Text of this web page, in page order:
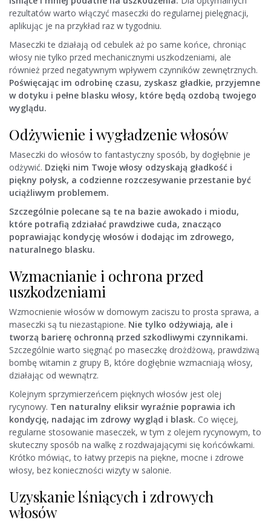
rezultatów warto włączyć maseczki do regularnej pielęgnacji,
aplikując je na przykład raz w tygodniu.
Maseczki te działają od cebulek aż po same końce, chroniąc
włosy nie tylko przed mechanicznymi uszkodzeniami, ale
również przed negatywnym wpływem czynników zewnętrznych.
Poświęcając im odrobinę czasu, zyskasz gładkie, przyjemne
w dotyku i pełne blasku włosy, które będą ozdobą twojego
wyglądu.
Odżywienie i wygładzenie włosów
Maseczki do włosów to fantastyczny sposób, by dogłębnie je
odżywić. Dzięki nim Twoje włosy odzyskają gładkość i
piękny połysk, a codzienne rozczesywanie przestanie być
uciążliwym problemem.
Szczególnie polecane są te na bazie awokado i miodu,
które potrafią zdziałać prawdziwe cuda, znacząco
poprawiając kondycję włosów i dodając im zdrowego,
naturalnego blasku.
Wzmacnianie i ochrona przed
uszkodzeniami
Wzmocnienie włosów w domowym zaciszu to prosta sprawa, a
maseczki są tu niezastąpione. Nie tylko odżywiają, ale i
tworzą barierę ochronną przed szkodliwymi czynnikami.
Szczególnie warto sięgnąć po maseczkę drożdżową, prawdziwą
bombę witamin z grupy B, które dogłębnie wzmacniają włosy,
działając od wewnątrz.
Kolejnym sprzymierzeńcem pięknych włosów jest olej
rycynowy. Ten naturalny eliksir wyraźnie poprawia ich
kondycję, nadając im zdrowy wygląd i blask. Co więcej,
regularne stosowanie maseczek, w tym z olejem rycynowym, to
skuteczny sposób na walkę z rozdwajającymi się końcówkami.
Krótko mówiąc, to łatwy przepis na piękne, mocne i zdrowe
włosy, bez konieczności wizyty w salonie.
Uzyskanie lśniących i zdrowych
włosów